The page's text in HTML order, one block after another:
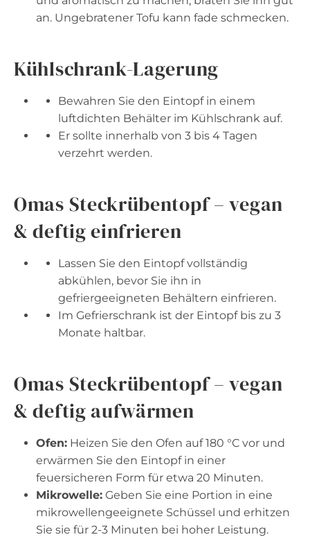
an. Ungebratener Tofu kann fade schmecken.
Kühlschrank-Lagerung
Bewahren Sie den Eintopf in einem
luftdichten Behälter im Kühlschrank auf.
Er sollte innerhalb von 3 bis 4 Tagen
verzehrt werden.
Omas Steckrübentopf – vegan
& deftig einfrieren
Lassen Sie den Eintopf vollständig
abkühlen, bevor Sie ihn in
gefriergeeigneten Behältern einfrieren.
Im Gefrierschrank ist der Eintopf bis zu 3
Monate haltbar.
Omas Steckrübentopf – vegan
& deftig aufwärmen
Ofen: Heizen Sie den Ofen auf 180 °C vor und
erwärmen Sie den Eintopf in einer
feuersicheren Form für etwa 20 Minuten.
Mikrowelle: Geben Sie eine Portion in eine
mikrowellengeeignete Schüssel und erhitzen
Sie sie für 2-3 Minuten bei hoher Leistung.